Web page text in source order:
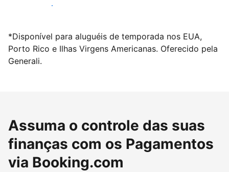
Anunciar conosco
*Disponível para aluguéis de temporada nos EUA,
Porto Rico e Ilhas Virgens Americanas. Oferecido pela
Generali.
Assuma o controle das suas
finanças com os Pagamentos
via Booking.com